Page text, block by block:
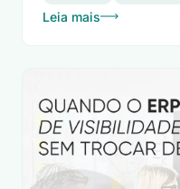
Leia mais